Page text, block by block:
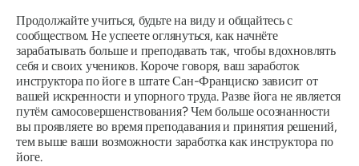
Продолжайте учиться, будьте на виду и общайтесь с
сообществом. Не успеете оглянуться, как начнёте
зарабатывать больше и преподавать так, чтобы вдохновлять
себя и своих учеников. Короче говоря, ваш заработок
инструктора по йоге в штате Сан-Франциско зависит от
вашей искренности и упорного труда. Разве йога не является
путём самосовершенствования? Чем больше осознанности
вы проявляете во время преподавания и принятия решений,
тем выше ваши возможности заработка как инструктора по
йоге.